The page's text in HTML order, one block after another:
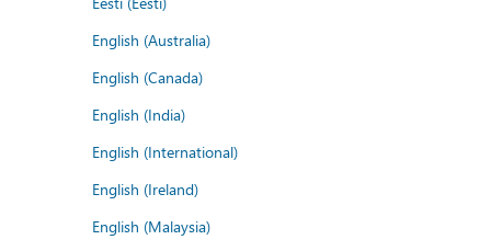
English (Australia)
English (Canada)
English (India)
English (International)
English (Ireland)
English (Malaysia)